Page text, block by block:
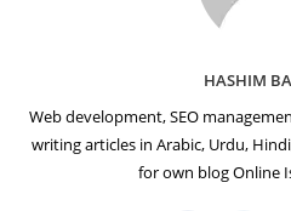
HASHIM
Web development, SEO
writing articles in Arabic, Urdu,
for own blog Online